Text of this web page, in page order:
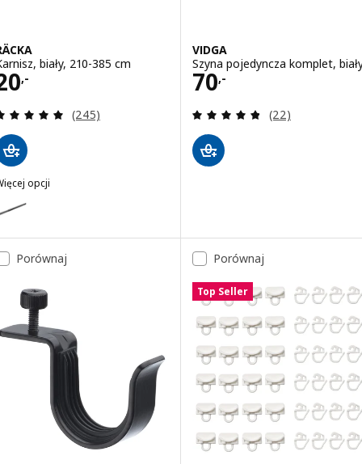
biały, 210-385 cm
,- 20,-
Recenzja: 4.9 z 5 gwiazdki. Łączna liczba recenzji:
(245)
opcji
RÄCKA, Karnisz, czarny, 210-385 cm
VIDGA
Szyna pojedyncza komplet,
70,-
Cena 70,-
Recenzja: 4.8
(22)
Porównaj Porównaj
Top Seller